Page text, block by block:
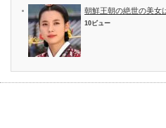
朝鮮王朝の絶世の美女
10ビュー